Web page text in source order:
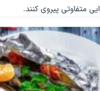
متفاوتی پیروی کنند.